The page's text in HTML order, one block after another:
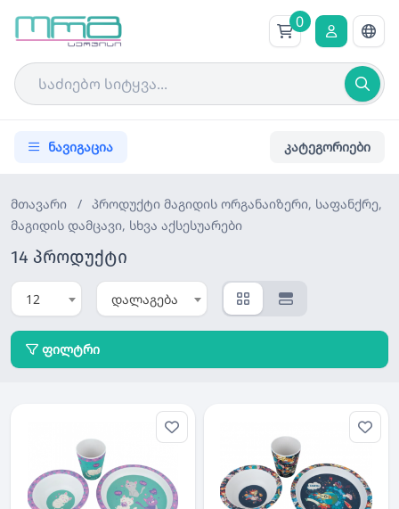
0
ნავიგაცია კატეგორიები
მთავარი / პროდუქტი მაგიდის ორგანაიზერი, საფანქრე,
მაგიდის დამცავი, სხვა აქსესუარები
14 პროდუქტი
12 დალაგება
ფილტრი